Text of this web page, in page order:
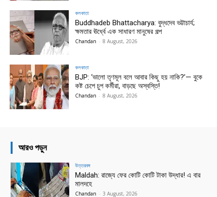
কলকাতা
Buddhadeb Bhattacharya: বুদ্ধদেব ভট্টাচার্য;
ক্ষমতার ঊর্ধ্বে এক সাধারণ মানুষের গল্প
Chandan - 8 August, 2026
কলকাতা
BJP: ‘ভালো তৃণমূল বলে আবার কিছু হয় নাকি?’— বুকে
কষ্ট চেপে চুপ কর্মীরা, বাড়ছে অস্বস্তি!
Chandan - 8 August, 2026
আরও পড়ুন
উত্তরবঙ্গ
Maldah: রাজ্যে ফের কোটি কোটি টাকা উদ্ধার! এ বার
মালদহে
Chandan - 3 August, 2026